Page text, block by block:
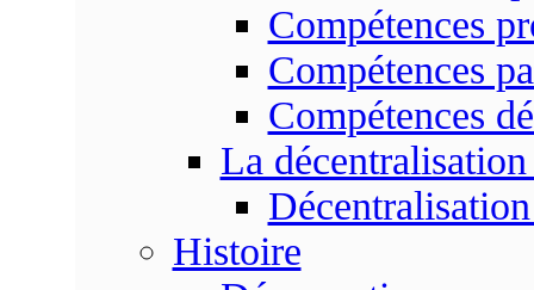
Compétences
Compétences
Compétences
La
Histoire